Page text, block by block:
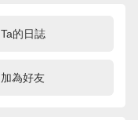
Ta的日誌
加為好友